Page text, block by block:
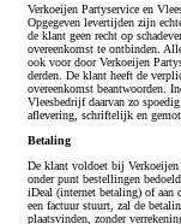
Verkoeijen Partyservice en
Opgegeven levertijden zijn
de klant geen recht op
overeenkomst te ontbinden.
ook voor door Verkoeijen
derden. De klant heeft de
overeenkomst beantwoorden.
Vleesbedrijf daarvan zo
aflevering, schriftelijk en
Betaling
De klant voldoet bij Verkoeijen
onder punt bestellingen
iDeal (internet betaling) of aan
een factuur stuurt, zal de
plaatsvinden, zonder